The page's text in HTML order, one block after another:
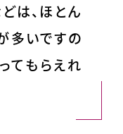
は、ほとん
多いですの
てもらえれ